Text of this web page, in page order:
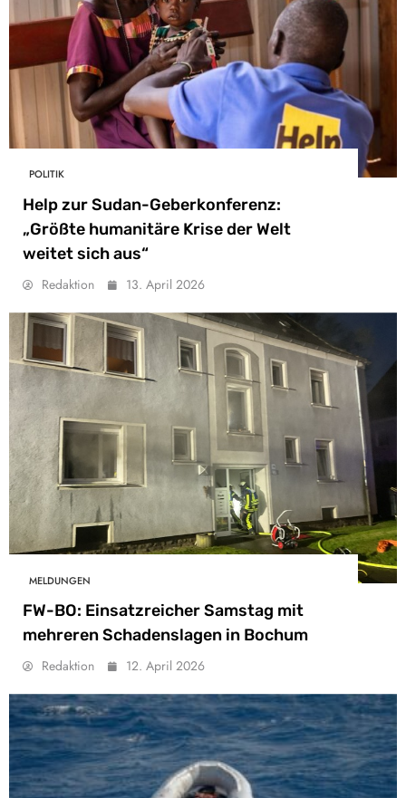
POLITIK
Help zur Sudan-Geberkonferenz:
„Größte humanitäre Krise der Welt
weitet sich aus“
Redaktion 13. April 2026
MELDUNGEN
FW-BO: Einsatzreicher Samstag mit
mehreren Schadenslagen in Bochum
Redaktion 12. April 2026